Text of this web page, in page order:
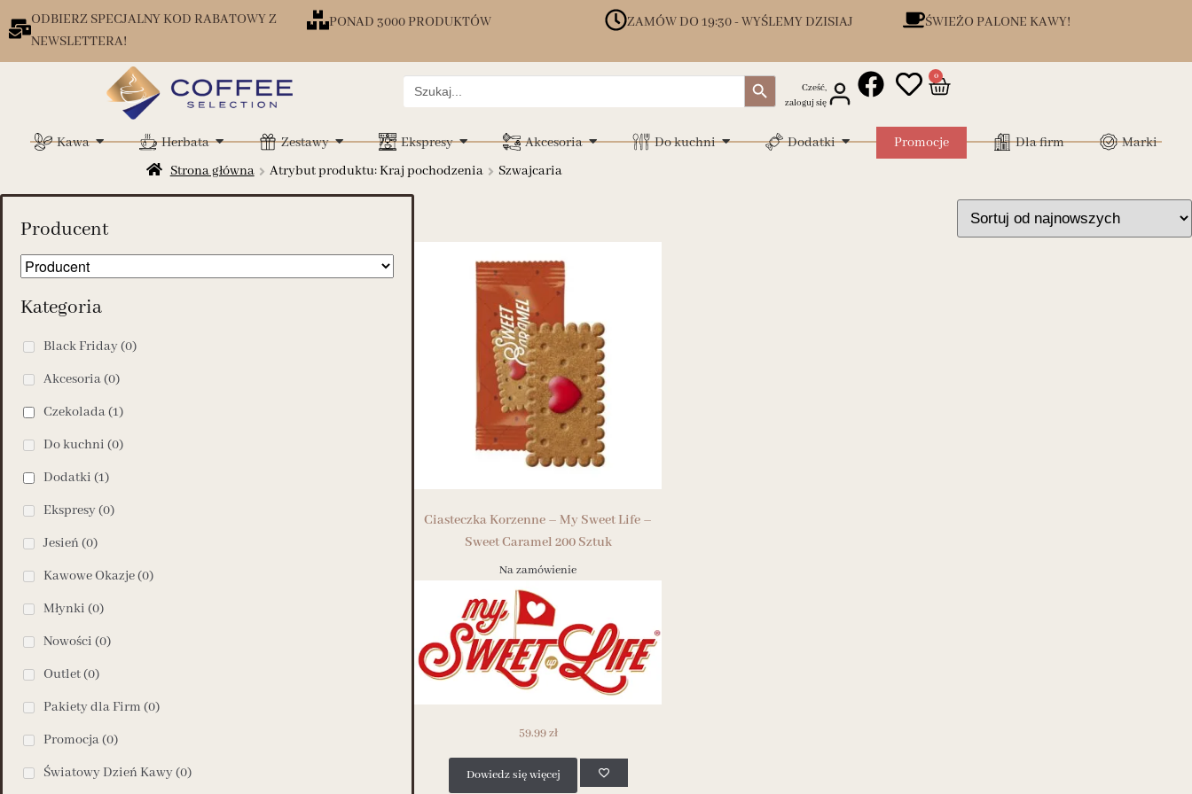
ODBIERZ SPECJALNY KOD RABATOWY Z
NEWSLETTERA!
PONAD 3000 PRODUKTÓW ZAMÓW DO 19:30 - WYŚLEMY DZISIAJ ŚWIEŻO PALONE KAWY!
Search
for:
Search Button
Cześć,
zaloguj się
0
Kawa Herbata Zestawy Ekspresy Akcesoria Do kuchni Dodatki Promocje Dla firm
Marki
Strona główna
Atrybut produktu: Kraj pochodzenia Szwajcaria
Producent
Kategoria
Black Friday(0)
Akcesoria(0)
Czekolada(1)
Do kuchni (0)
Dodatki (1)
Ekspresy(0)
Jesień(0)
Kawowe Okazje(0)
Młynki (0)
Nowości (0)
Outlet(0)
Pakiety dla Firm (0)
Promocja(0)
Światowy Dzień Kawy(0)
Ciasteczka Korzenne – My Sweet Life –
Sweet Caramel 200 Sztuk
Na zamówienie
59.99zł
Dowiedz się więcej